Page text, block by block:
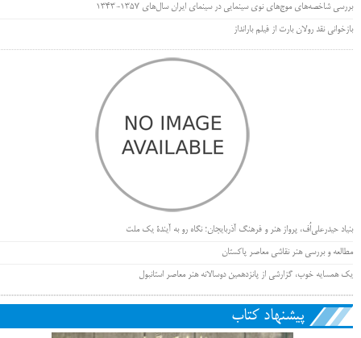
بررسی شاخصه‌های موج‌های نوی سینمایی در سینمای ایران سال‌های 1357-1343
بازخوانی نقد رولان بارت از فیلم بارانداز
بنیاد حیدرعلی‌اُف، پرواز هنر و فرهنگ آذربایجان؛ نگاه رو به آیندۀ یک ملت
مطالعه و بررسی هنر نقاشی معاصر پاکستان
یک همسایه خوب، گزارشی از پانزدهمین دوسالانه هنر معاصر استانبول
پیشنهاد کتاب